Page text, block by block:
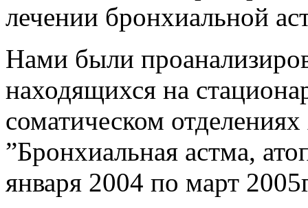
лечении бронхиальной
Нами были
находящихся на
соматическом
”Бронхиальная астма,
января 2004 по март